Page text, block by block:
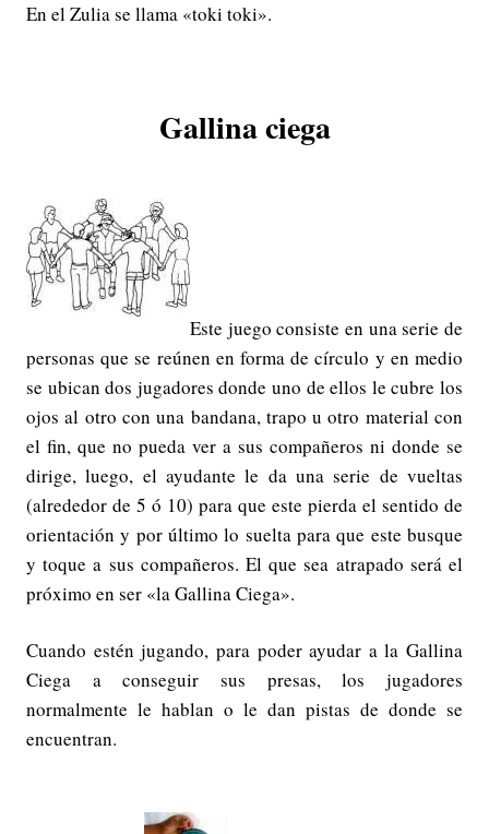
En el Zulia se llama «toki toki».
Gallina ciega
Este juego consiste en una serie de
personas que se reúnen en forma de círculo y en medio
se ubican dos jugadores donde uno de ellos le cubre los
ojos al otro con una bandana, trapo u otro material con
el fin, que no pueda ver a sus compañeros ni donde se
dirige, luego, el ayudante le da una serie de vueltas
(alrededor de 5 ó 10) para que este pierda el sentido de
orientación y por último lo suelta para que este busque
y toque a sus compañeros. El que sea atrapado será el
próximo en ser «la Gallina Ciega».
Cuando estén jugando, para poder ayudar a la Gallina
Ciega a conseguir sus presas, los jugadores
normalmente le hablan o le dan pistas de donde se
encuentran.